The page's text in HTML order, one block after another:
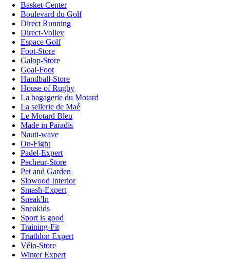
Basket-Center
Boulevard du Golf
Direct Running
Direct-Volley
Espace Golf
Foot-Store
Galop-Store
Goal-Foot
Handball-Store
House of Rugby
La bagagerie du Motard
La sellerie de Maé
Le Motard Bleu
Made in Paradis
Nauti-wave
On-Fight
Padel-Expert
Pecheur-Store
Pet and Garden
Slowood Interior
Smash-Expert
Sneak'In
Sneakids
Sport is good
Training-Fit
Triathlon Expert
Vélo-Store
Winter Expert